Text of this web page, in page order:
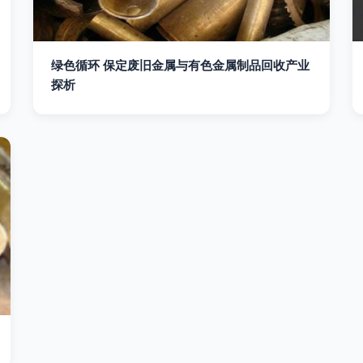
绿色循环 保定废旧金属与有色金属制品回收产业
探析